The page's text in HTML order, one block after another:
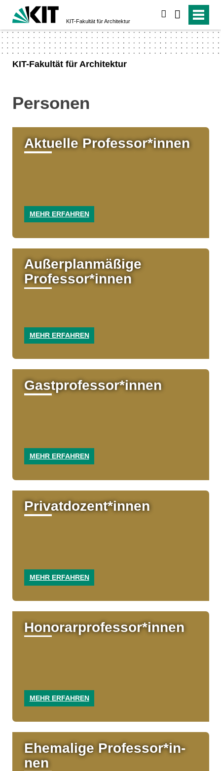
KIT-Fakultät für Architektur
KIT-Fakultät für Architektur
Personen
Aktuelle Professo­r*in­nen
MEHR ERFAHREN
Außer­plan­mäßige
Professo­r*in­nen
MEHR ERFAHREN
Gast­professo­r*in­nen
MEHR ERFAHREN
Privat­dozent*in­nen
MEHR ERFAHREN
Honorar­professo­r*in­nen
MEHR ERFAHREN
Ehemalige Professo­r*in­
nen